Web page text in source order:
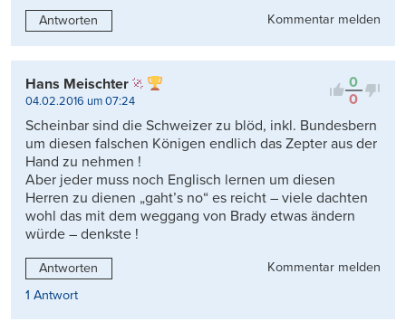
Antworten Kommentar melden
0
0
Hans Meischter
04.02.2016 um 07:24
Scheinbar sind die Schweizer zu blöd, inkl. Bundesbern
um diesen falschen Königen endlich das Zepter aus der
Hand zu nehmen !
Aber jeder muss noch Englisch lernen um diesen
Herren zu dienen „gaht’s no“ es reicht – viele dachten
wohl das mit dem weggang von Brady etwas ändern
würde – denkste !
Antworten
Kommentar melden
1 Antwort